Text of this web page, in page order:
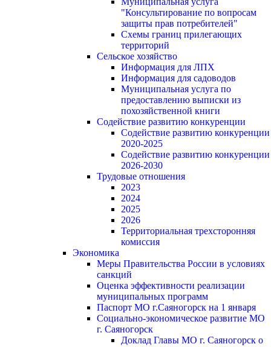
"Консультирование по вопросам
защиты прав потребителей"
Схемы границ прилегающих
территорий
Сельское хозяйство
Информация для ЛПХ
Информация для садоводов
Муниципальная услуга по
предоставлению выписки из
похозяйственной книги
Содействие развитию конкуренции
Содействие развитию конкуренции
2020-2025
Содействие развитию конкуренции
2026-2030
Трудовые отношения
2023
2024
2025
2026
Территориальная трехсторонняя
комиссия
Экономика
Меры Правительства России в условиях
санкций
Оценка эффективности реализации
муниципальных программ
Паспорт МО г.Саяногорск на 1 января
Социально-экономическое развитие МО
г. Саяногорск
Доклад Главы МО г. Саяногорск о